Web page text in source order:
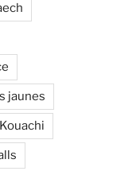
jaunes
Kouachi